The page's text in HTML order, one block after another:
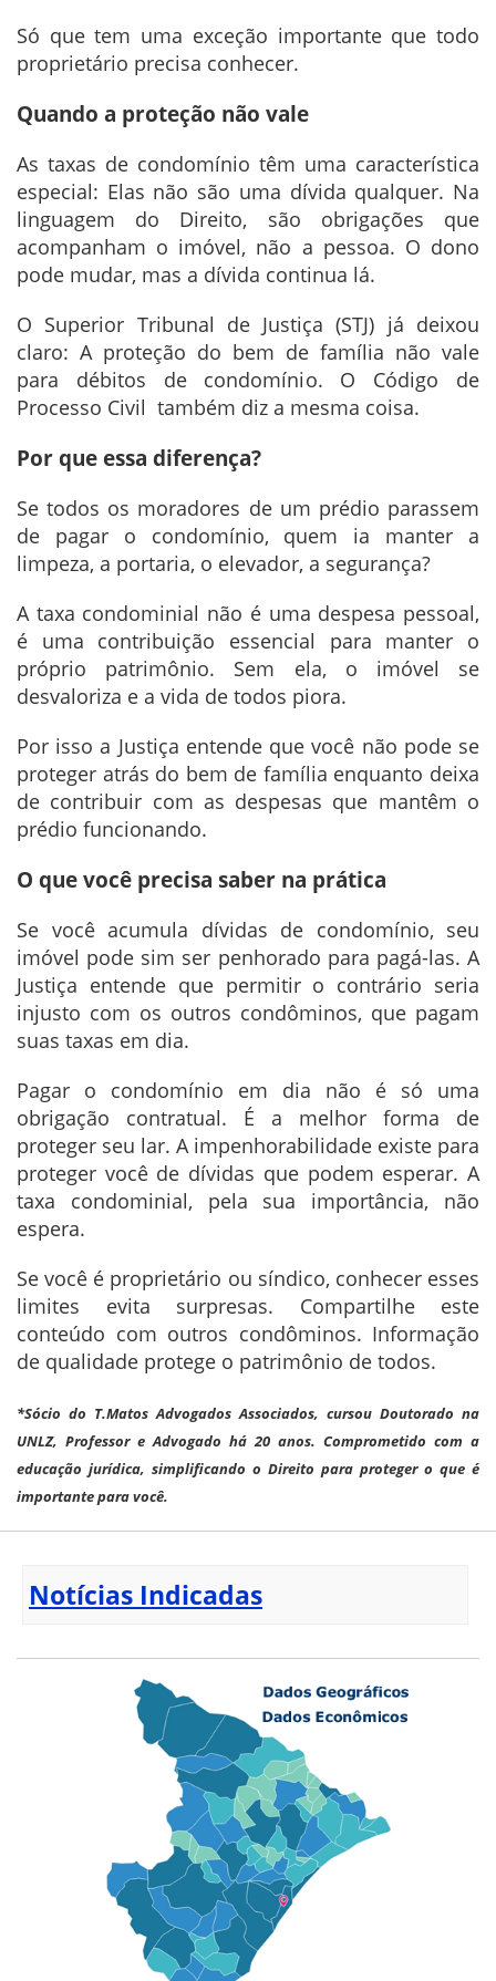
Só que tem uma exceção importante que todo
proprietário precisa conhecer.
Quando a proteção não vale
As taxas de condomínio têm uma característica
especial: Elas não são uma dívida qualquer. Na
linguagem do Direito, são obrigações que
acompanham o imóvel, não a pessoa. O dono
pode mudar, mas a dívida continua lá.
O Superior Tribunal de Justiça (STJ) já deixou
claro: A proteção do bem de família não vale
para débitos de condomínio. O Código de
Processo Civil também diz a mesma coisa.
Por que essa diferença?
Se todos os moradores de um prédio parassem
de pagar o condomínio, quem ia manter a
limpeza, a portaria, o elevador, a segurança?
A taxa condominial não é uma despesa pessoal,
é uma contribuição essencial para manter o
próprio patrimônio. Sem ela, o imóvel se
desvaloriza e a vida de todos piora.
Por isso a Justiça entende que você não pode se
proteger atrás do bem de família enquanto deixa
de contribuir com as despesas que mantêm o
prédio funcionando.
O que você precisa saber na prática
Se você acumula dívidas de condomínio, seu
imóvel pode sim ser penhorado para pagá-las. A
Justiça entende que permitir o contrário seria
injusto com os outros condôminos, que pagam
suas taxas em dia.
Pagar o condomínio em dia não é só uma
obrigação contratual. É a melhor forma de
proteger seu lar. A impenhorabilidade existe para
proteger você de dívidas que podem esperar. A
taxa condominial, pela sua importância, não
espera.
Se você é proprietário ou síndico, conhecer esses
limites evita surpresas. Compartilhe este
conteúdo com outros condôminos. Informação
de qualidade protege o patrimônio de todos.
*Sócio do T.Matos Advogados Associados, cursou Doutorado na
UNLZ, Professor e Advogado há 20 anos. Comprometido com a
educação jurídica, simplificando o Direito para proteger o que é
importante para você.
Notícias Indicadas